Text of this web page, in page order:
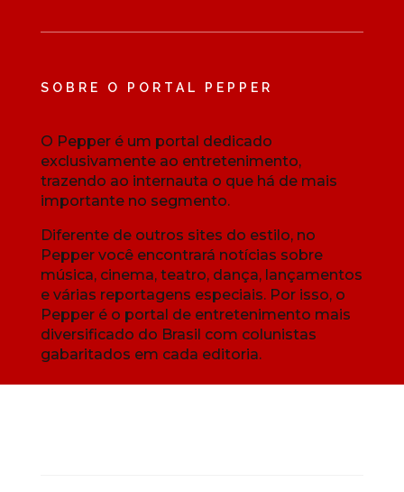
SOBRE O PORTAL PEPPER
O Pepper é um portal dedicado
exclusivamente ao entretenimento,
trazendo ao internauta o que há de mais
importante no segmento.
Diferente de outros sites do estilo, no
Pepper você encontrará notícias sobre
música, cinema, teatro, dança, lançamentos
e várias reportagens especiais. Por isso, o
Pepper é o portal de entretenimento mais
diversificado do Brasil com colunistas
gabaritados em cada editoria.